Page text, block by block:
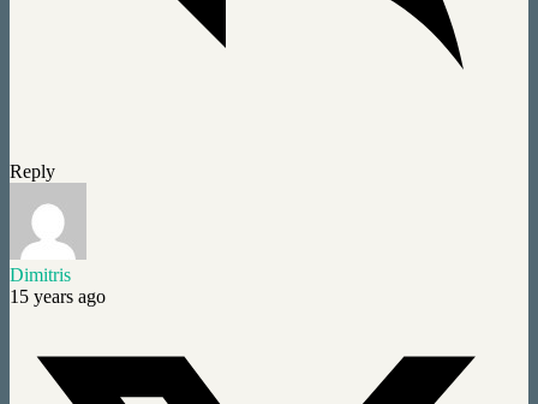
Reply
Dimitris
15 years ago